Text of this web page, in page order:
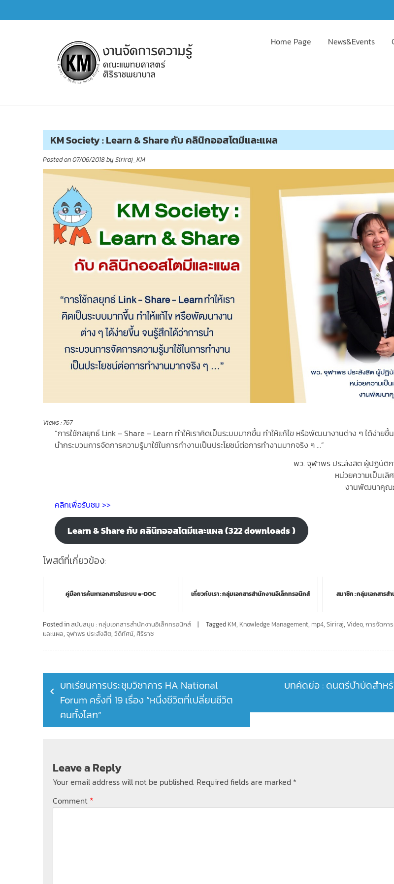
to
Home Page News&Events
KM Society : Learn & Share กับ คลินิกออสโตมีและแผล
Posted on07/06/2018by Siriraj_KM
Views : 767
“การใช้กลยุทธ์ Link – Share – Learn ทำให้เราคิดเป็นระบบมากขึ้น ทำให้แก้ไข หรือพัฒนางานต่าง ๆ ได้ง่ายขึ้
นำกระบวนการจัดการความรู้มาใช้ในการทำงานเป็นประโยชน์ต่อการทำงานมากจริง ๆ …”
พว. จุฬาพร ประสังสิต ผู้ปฏิบัติ
หน่วยความเป็นเลิ
งานพัฒนาคุณ
คลิกเพื่อรับชม >>
Learn & Share กับ คลินิกออสโตมีและแผล (322 downloads )
โพสต์ที่เกี่ยวข้อง:
คู่มือการค้นหาเอกสารในระบบ e-DOC เกี่ยวกับเรา : กลุ่มเอกสารสำนักงานอิเล็กทรอนิกส์ สมาชิก : กลุ่มเอกสารส
Posted inสนับสนุน : กลุ่มเอกสารสำนักงานอิเล็กทรอนิกส์ Tagged KM, Knowledge Management, mp4, Siriraj, Video, การจัดกา
และแผล, จุฬาพร ประสังสิต, วีดิทัศน์, ศิริราช
Post
navigation
บทเรียนการประชุมวิชาการ HA National
Forum ครั้งที่ 19 เรื่อง “หนึ่งชีวิตที่เปลี่ยนชีวิต
คนทั้งโลก”
บทคัดย่อ : ดนตรีบำบัดสำห
Leave a Reply
Your email address will not be published. Required fields are marked *
Comment *